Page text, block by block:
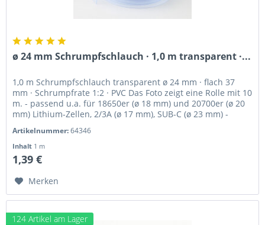
ø 24 mm Schrumpfschlauch · 1,0 m transparent ·...
1,0 m Schrumpfschlauch transparent ø 24 mm · flach 37
mm · Schrumpfrate 1:2 · PVC Das Foto zeigt eine Rolle mit 10
m. - passend u.a. für 18650er (ø 18 mm) und 20700er (ø 20
mm) Lithium-Zellen, 2/3A (ø 17 mm), SUB-C (ø 23 mm) -
Artikelnummer:64346
Inhalt 1 m
1,39 €
Merken
124 Artikel am Lager